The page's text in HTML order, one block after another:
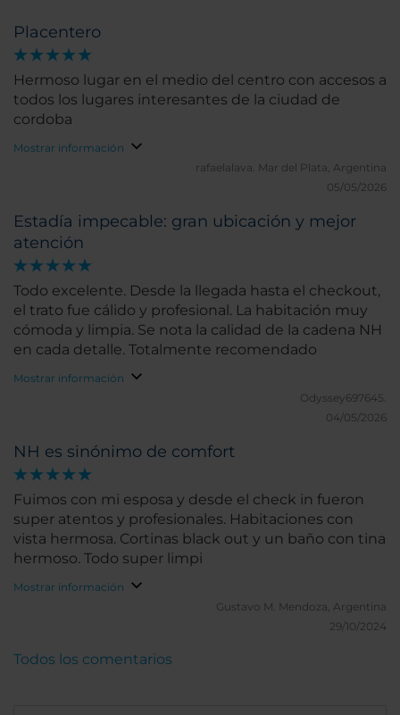
Placentero
Hermoso lugar en el medio del centro con accesos a
todos los lugares interesantes de la ciudad de
cordoba
Mostrar información
rafaelalava. Mar del Plata, Argentina
05/05/2026
Estadía impecable: gran ubicación y mejor
atención
Todo excelente. Desde la llegada hasta el checkout,
el trato fue cálido y profesional. La habitación muy
cómoda y limpia. Se nota la calidad de la cadena NH
en cada detalle. Totalmente recomendado
Mostrar información
Odyssey697645.
04/05/2026
NH es sinónimo de comfort
Fuimos con mi esposa y desde el check in fueron
super atentos y profesionales. Habitaciones con
vista hermosa. Cortinas black out y un baño con tina
hermoso. Todo super limpi
Mostrar información
Gustavo M. Mendoza, Argentina
29/10/2024
Todos los comentarios